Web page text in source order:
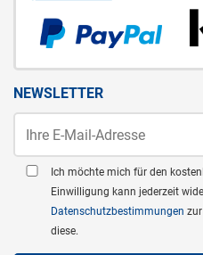
NEWSLETTER
Ich möchte mich für den
Einwilligung kann jederzeit
Datenschutzbestimmungen
diese.